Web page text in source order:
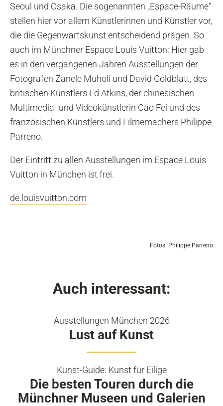
Seoul und Osaka. Die sogenannten „Espace-Räume“
stellen hier vor allem Künstlerinnen und Künstler vor,
die die Gegenwartskunst entscheidend prägen. So
auch im Münchner Espace Louis Vuitton: Hier gab
es in den vergangenen Jahren Ausstellungen der
Fotografen Zanele Muholi und David Goldblatt, des
britischen Künstlers Ed Atkins, der chinesischen
Multimedia- und Videokünstlerin Cao Fei und des
französischen Künstlers und Filmemachers Philippe
Parreno.
Der Eintritt zu allen Ausstellungen im Espace Louis
Vuitton in München ist frei.
de.louisvuitton.com
Fotos: Philippe Parreno
Auch interessant:
Ausstellungen München 2026
Lust auf Kunst
Kunst-Guide: Kunst für Eilige
Die besten Touren durch die
Münchner Museen und Galerien